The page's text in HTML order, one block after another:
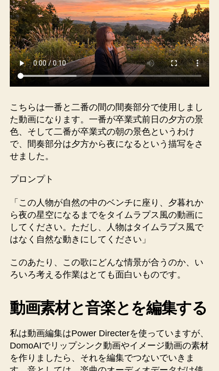
こちらは一番と二番の間の間奏部分で使用しまし
た動画になります。一番が卒業式前日の夕方の景
色、そして二番が卒業式の朝の景色というわけ
で、間奏部分は夕方から夜になるという描写をさ
せました。
プロンプト
「この人物が自然の中のベンチに座り、夕暮れか
ら夜の星空になるまでをタイムラプス風の動画に
してください。ただし、人物はタイムラプス風で
はなく自然な動きにしてください」
このあたり、この歌にどんな情景が合うのか、い
ろいろ考える作業はとても面白いものです。
動画素材と音楽とを編集する
私は動画編集はPower Directerを使っていますが、
DomoAIでリップシンク動画やイメージ動画の素材
を作りましたら、それを編集でつないでいきま